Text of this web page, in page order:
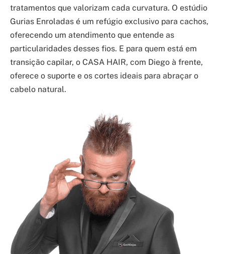
tratamentos que valorizam cada curvatura. O estúdio
Gurias Enroladas é um refúgio exclusivo para cachos,
oferecendo um atendimento que entende as
particularidades desses fios. E para quem está em
transição capilar, o CASA HAIR, com Diego à frente,
oferece o suporte e os cortes ideais para abraçar o
cabelo natural.